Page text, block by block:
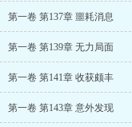
第一卷 第137章 噩耗消息
第一卷 第139章 无力局面
第一卷 第141章 收获颇丰
第一卷 第143章 意外发现